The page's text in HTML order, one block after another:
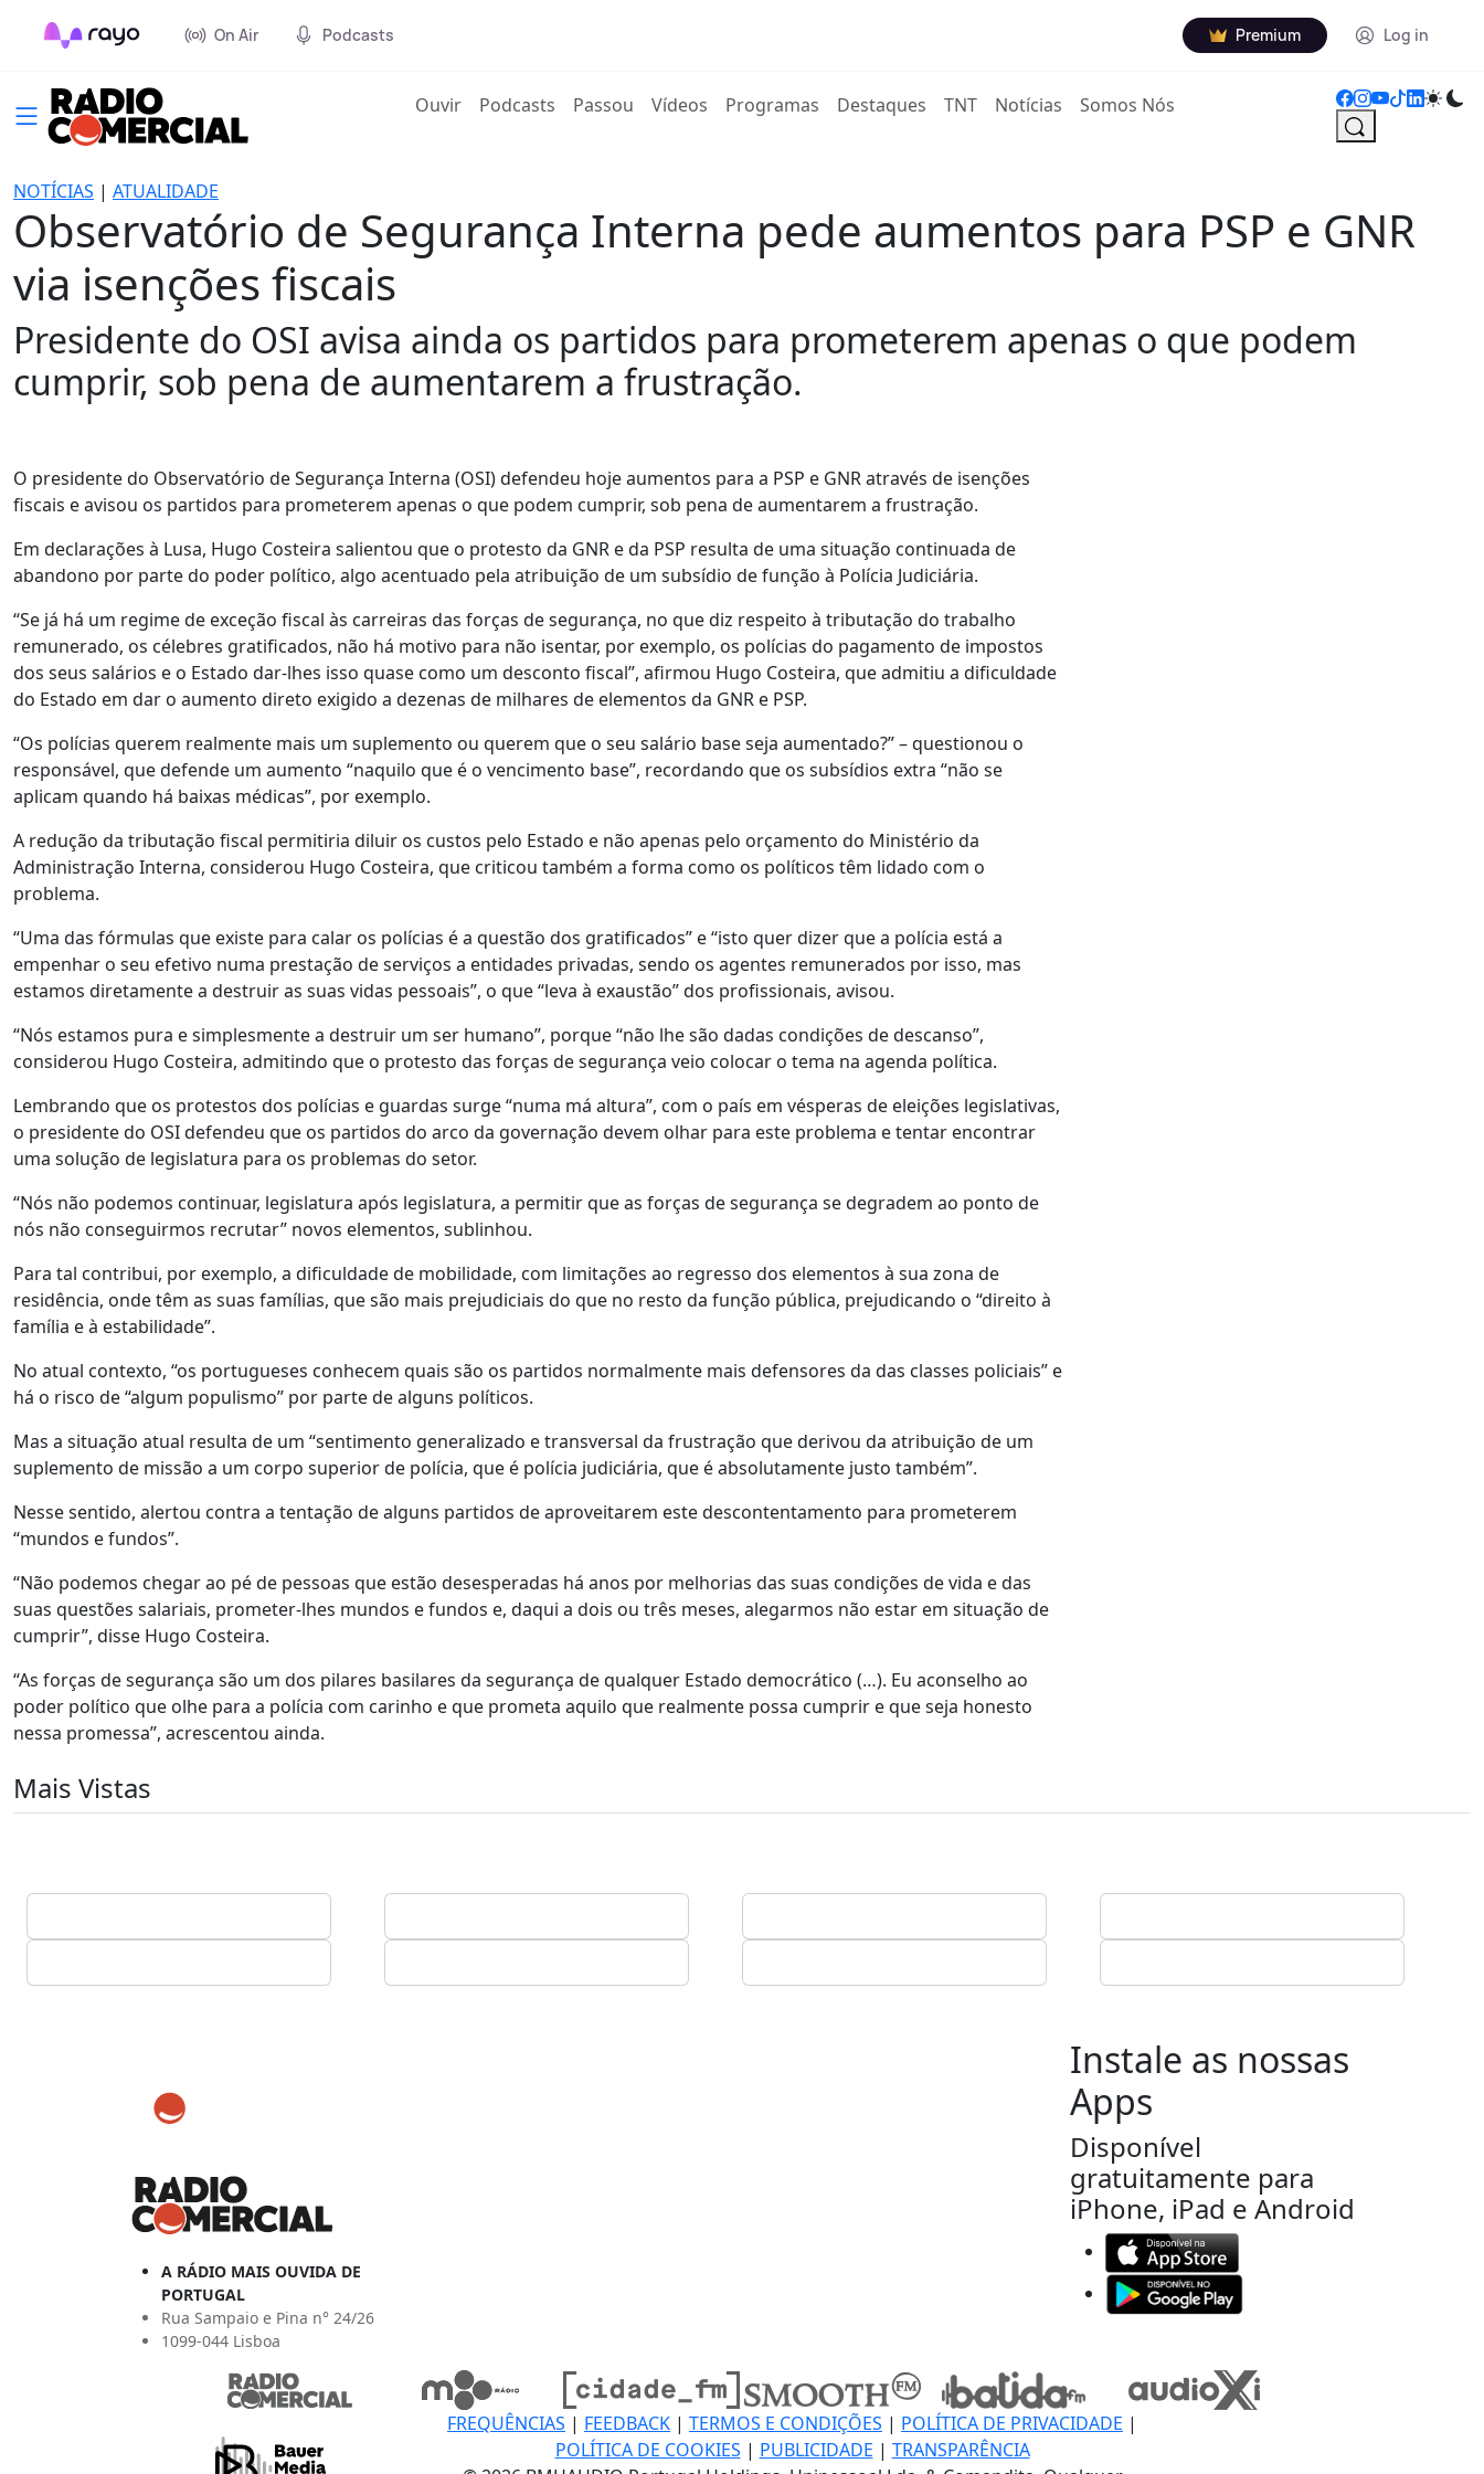
On Air Podcasts Premium Log in
Ouvir(current)
Podcasts Passou Vídeos Programas Destaques TNT Notícias Somos Nós
NOTÍCIAS | ATUALIDADE
Observatório de Segurança Interna pede aumentos para PSP e GNR
via isenções fiscais
Presidente do OSI avisa ainda os partidos para prometerem apenas o que podem
cumprir, sob pena de aumentarem a frustração.
O presidente do Observatório de Segurança Interna (OSI) defendeu hoje aumentos para a PSP e GNR através de isenções
fiscais e avisou os partidos para prometerem apenas o que podem cumprir, sob pena de aumentarem a frustração.
Em declarações à Lusa, Hugo Costeira salientou que o protesto da GNR e da PSP resulta de uma situação continuada de
abandono por parte do poder político, algo acentuado pela atribuição de um subsídio de função à Polícia Judiciária.
“Se já há um regime de exceção fiscal às carreiras das forças de segurança, no que diz respeito à tributação do trabalho
remunerado, os célebres gratificados, não há motivo para não isentar, por exemplo, os polícias do pagamento de impostos
dos seus salários e o Estado dar-lhes isso quase como um desconto fiscal”, afirmou Hugo Costeira, que admitiu a dificuldade
do Estado em dar o aumento direto exigido a dezenas de milhares de elementos da GNR e PSP.
“Os polícias querem realmente mais um suplemento ou querem que o seu salário base seja aumentado?” – questionou o
responsável, que defende um aumento “naquilo que é o vencimento base”, recordando que os subsídios extra “não se
aplicam quando há baixas médicas”, por exemplo.
A redução da tributação fiscal permitiria diluir os custos pelo Estado e não apenas pelo orçamento do Ministério da
Administração Interna, considerou Hugo Costeira, que criticou também a forma como os políticos têm lidado com o
problema.
“Uma das fórmulas que existe para calar os polícias é a questão dos gratificados” e “isto quer dizer que a polícia está a
empenhar o seu efetivo numa prestação de serviços a entidades privadas, sendo os agentes remunerados por isso, mas
estamos diretamente a destruir as suas vidas pessoais”, o que “leva à exaustão” dos profissionais, avisou.
“Nós estamos pura e simplesmente a destruir um ser humano”, porque “não lhe são dadas condições de descanso”,
considerou Hugo Costeira, admitindo que o protesto das forças de segurança veio colocar o tema na agenda política.
Lembrando que os protestos dos polícias e guardas surge “numa má altura”, com o país em vésperas de eleições legislativas,
o presidente do OSI defendeu que os partidos do arco da governação devem olhar para este problema e tentar encontrar
uma solução de legislatura para os problemas do setor.
“Nós não podemos continuar, legislatura após legislatura, a permitir que as forças de segurança se degradem ao ponto de
nós não conseguirmos recrutar” novos elementos, sublinhou.
Para tal contribui, por exemplo, a dificuldade de mobilidade, com limitações ao regresso dos elementos à sua zona de
residência, onde têm as suas famílias, que são mais prejudiciais do que no resto da função pública, prejudicando o “direito à
família e à estabilidade”.
No atual contexto, “os portugueses conhecem quais são os partidos normalmente mais defensores da das classes policiais” e
há o risco de “algum populismo” por parte de alguns políticos.
Mas a situação atual resulta de um “sentimento generalizado e transversal da frustração que derivou da atribuição de um
suplemento de missão a um corpo superior de polícia, que é polícia judiciária, que é absolutamente justo também”.
Nesse sentido, alertou contra a tentação de alguns partidos de aproveitarem este descontentamento para prometerem
“mundos e fundos”.
“Não podemos chegar ao pé de pessoas que estão desesperadas há anos por melhorias das suas condições de vida e das
suas questões salariais, prometer-lhes mundos e fundos e, daqui a dois ou três meses, alegarmos não estar em situação de
cumprir”, disse Hugo Costeira.
“As forças de segurança são um dos pilares basilares da segurança de qualquer Estado democrático (…). Eu aconselho ao
poder político que olhe para a polícia com carinho e que prometa aquilo que realmente possa cumprir e que seja honesto
nessa promessa”, acrescentou ainda.
Mais Vistas
A RÁDIO MAIS OUVIDA DE
PORTUGAL
Rua Sampaio e Pina n° 24/26
1099-044 Lisboa
Instale as nossas
Apps
Disponível
gratuitamente para
iPhone, iPad e Android
FREQUÊNCIAS | FEEDBACK | TERMOS E CONDIÇÕES | POLÍTICA DE PRIVACIDADE |
POLÍTICA DE COOKIES | PUBLICIDADE | TRANSPARÊNCIA